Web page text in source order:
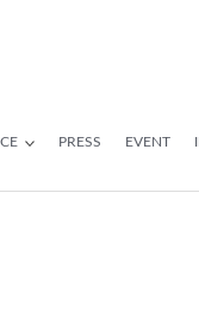
PRESS EVENT